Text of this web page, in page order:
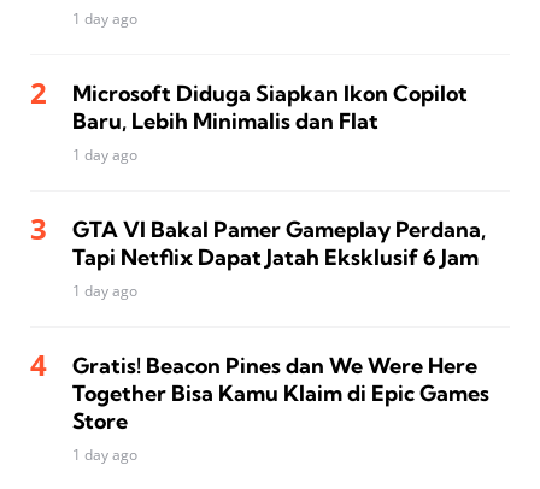
1 day ago
Microsoft Diduga Siapkan Ikon Copilot
Baru, Lebih Minimalis dan Flat
1 day ago
GTA VI Bakal Pamer Gameplay Perdana,
Tapi Netflix Dapat Jatah Eksklusif 6 Jam
1 day ago
Gratis! Beacon Pines dan We Were Here
Together Bisa Kamu Klaim di Epic Games
Store
1 day ago